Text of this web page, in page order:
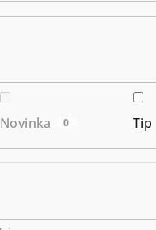
Novinka 0 Tip